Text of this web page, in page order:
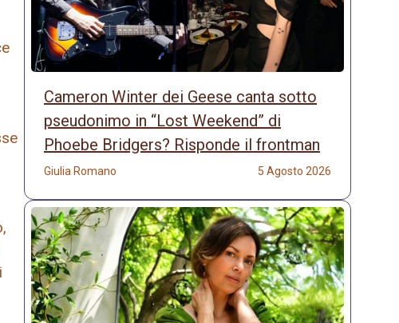
Cameron Winter dei Geese canta sotto
pseudonimo in “Lost Weekend” di
Phoebe Bridgers? Risponde il frontman
Giulia Romano 5 Agosto 2026